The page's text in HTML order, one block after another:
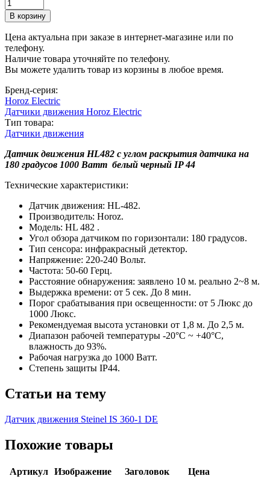
Цена актуальна при заказе в интернет-магазине или по
телефону.
Наличие товара уточняйте по телефону.
Вы можете удалить товар из корзины в любое время.
Бренд-серия:
Horoz Electric
Датчики движения Horoz Electric
Тип товара:
Датчики движения
Датчик движения HL482 с углом раскрытия датчика на
180 градусов 1000 Ватт белый черный IP 44
Технические характеристики:
Датчик движения: HL-482.
Производитель: Horoz.
Модель: HL 482 .
Угол обзора датчиком по горизонтали: 180 градусов.
Тип сенсора: инфракрасный детектор.
Напряжение: 220-240 Вольт.
Частота: 50-60 Герц.
Расстояние обнаружения: заявлено 10 м. реально 2~8 м.
Выдержка времени: от 5 сек. До 8 мин.
Порог срабатывания при освещенности: от 5 Люкс до
1000 Люкс.
Рекомендуемая высота установки от 1,8 м. До 2,5 м.
Диапазон рабочей температуры -20°С ~ +40°С,
влажность до 93%.
Рабочая нагрузка до 1000 Ватт.
Степень защиты IP44.
Статьи на тему
Датчик движения Steinel IS 360-1 DE
Похожие товары
Артикул Изображение Заголовок Цена